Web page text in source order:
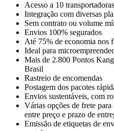
Acesso a 10 transportadoras
Integração com diversas
Sem contrato ou volume
Envios 100% segurados
Até 75% de economia nos
Ideal para
Mais de 2.800 Pontos
Brasil
Rastreio de encomendas
Postagem dos pacotes
Envios sustentáveis, com
Várias opções de frete
entre preço e prazo de
Emissão de etiquetas de